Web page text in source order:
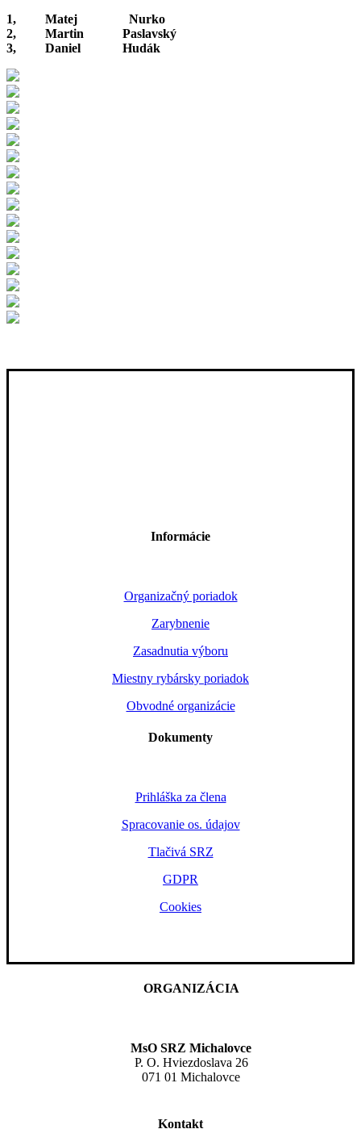
1, Matej Nurko
2, Martin Paslavský
3, Daniel Hudák
Informácie
Organizačný poriadok
Zarybnenie
Zasadnutia výboru
Miestny rybársky poriadok
Obvodné organizácie
Dokumenty
Prihláška za člena
Spracovanie os. údajov
Tlačivá SRZ
GDPR
Cookies
ORGANIZÁCIA
MsO SRZ Michalovce
P. O. Hviezdoslava 26
071 01 Michalovce
Kontakt